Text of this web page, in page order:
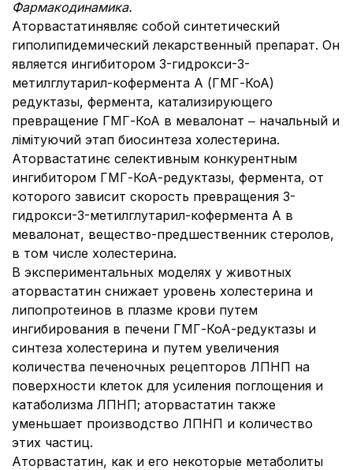
Фармакодинамика.
Аторвастатинявляє собой синтетический
гиполипидемический лекарственный препарат. Он
является ингибитором 3-гидрокси-3-
метилглутарил-кофермента А (ГМГ-КоА)
редуктазы, фермента, катализирующего
превращение ГМГ-КоА в мевалонат ‒ начальный и
лімітуючий этап биосинтеза холестерина.
Аторвастатинє селективным конкурентным
ингибитором ГМГ-КоА-редуктазы, фермента, от
которого зависит скорость превращения 3-
гидрокси-3-метилглутарил-кофермента A в
мевалонат, вещество-предшественник стеролов,
в том числе холестерина.
В экспериментальных моделях у животных
аторвастатин снижает уровень холестерина и
липопротеинов в плазме крови путем
ингибирования в печени ГМГ-КоА-редуктазы и
синтеза холестерина и путем увеличения
количества печеночных рецепторов ЛПНП на
поверхности клеток для усиления поглощения и
катаболизма ЛПНП; аторвастатин также
уменьшает производство ЛПНП и количество
этих частиц.
Аторвастатин, как и его некоторые метаболиты